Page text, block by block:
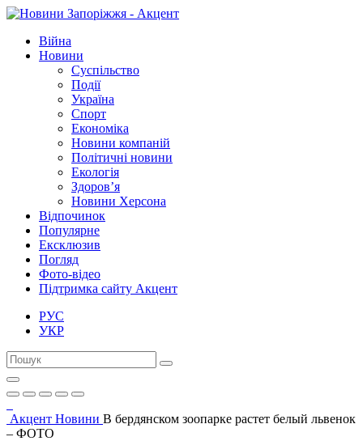
Війна
Новини
Суспільство
Події
Україна
Спорт
Економіка
Новини компаній
Політичні новини
Екологія
Здоров’я
Новини Херсона
Відпочинок
Популярне
Ексклюзив
Погляд
Фото-відео
Підтримка сайту Акцент
РУС
УКР
Акцент Новини В бердянском зоопарке растет белый львенок
– ФОТО